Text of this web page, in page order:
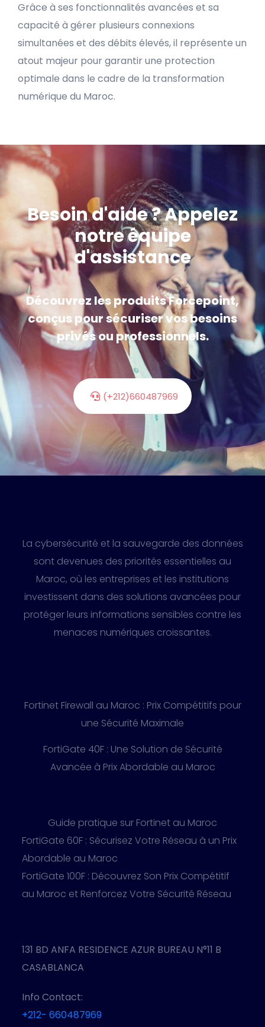
Grâce à ses fonctionnalités avancées et sa
capacité à gérer plusieurs connexions
simultanées et des débits élevés, il représente un
atout majeur pour garantir une protection
optimale dans le cadre de la transformation
numérique du Maroc.
Besoin d'aide ? Appelez
notre équipe
d'assistance
Découvrez les produits Forcepoint,
conçus pour sécuriser vos besoins
privés ou professionnels.
(+212)660487969
La cybersécurité et la sauvegarde des données
sont devenues des priorités essentielles au
Maroc, où les entreprises et les institutions
investissent dans des solutions avancées pour
protéger leurs informations sensibles contre les
menaces numériques croissantes.
Fortinet Firewall au Maroc : Prix Compétitifs pour
une Sécurité Maximale
FortiGate 40F : Une Solution de Sécurité
Avancée à Prix Abordable au Maroc
Guide pratique sur Fortinet au Maroc
FortiGate 60F : Sécurisez Votre Réseau à un Prix
Abordable au Maroc
FortiGate 100F : Découvrez Son Prix Compétitif
au Maroc et Renforcez Votre Sécurité Réseau
131 BD ANFA RESIDENCE AZUR BUREAU N°11 B
CASABLANCA
Info Contact:
+212- 660487969